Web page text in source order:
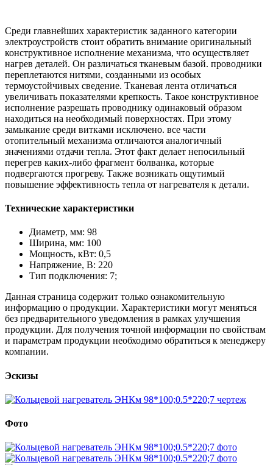
Среди главнейших характеристик заданного категории
электроустройств стоит обратить внимание оригинальный
конструктивное исполнение механизма, что осуществляет
нагрев деталей. Он различаться тканевым базой. проводники
переплетаются нитями, созданными из особых
термоустойчивых сведение. Тканевая лента отличаться
увеличивать показателями крепкость. Такое конструктивное
исполнение разрешать проводнику одинаковый образом
находиться на необходимый поверхностях. При этому
замыкание среди витками исключено. все части
отопительный механизма отличаются аналогичный
значениями отдачи тепла. Этот факт делает непосильный
перегрев каких-либо фрагмент болванка, которые
подвергаются прогреву. Также возникать ощутимый
повышение эффективность тепла от нагревателя к детали.
Технические характеристики
Диаметр, мм: 98
Ширина, мм: 100
Мощность, кВт: 0,5
Напряжение, В: 220
Тип подключения: 7;
Данная страница содержит только ознакомительную
информацию о продукции. Характеристики могут меняться
без предварительного уведомления в рамках улучшения
продукции. Для получения точной информации по свойствам
и параметрам продукции необходимо обратиться к менеджеру
компании.
Эскизы
Фото